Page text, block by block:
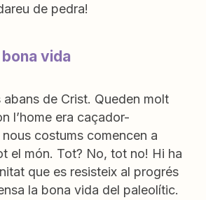
de pedra!
vida
de Crist. Queden molt
l’home era caçador-
nous costums comencen a
el món. Tot? No, tot no! Hi ha
que es resisteix al progrés
la bona vida del paleolític.